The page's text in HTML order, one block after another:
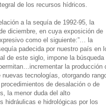
de los recursos hídricos.
a la sequía de 1992-95, la
diciembre, en cuya exposición de
como el siguiente:”… la
padecida por nuestro país en
de este siglo, impone la búsqueda
la producción
tecnologías, otorgando
de desalación o de
la menor duda del alto
hidráulicas e hidrológicas por los